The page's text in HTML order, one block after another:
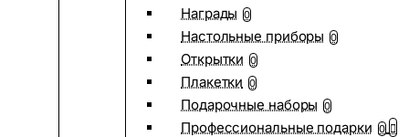
Награды 0
Настольные приборы 0
Открытки 0
Плакетки 0
Подарочные наборы 0
Профессиональные подарки 0